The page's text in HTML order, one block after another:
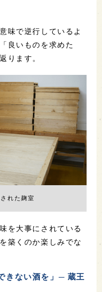
味で逆行しているよ
良いものを求めた
ります。
れた麹室
を大事にされている
築くのか楽しみでな
きない酒を」─ 蔵王